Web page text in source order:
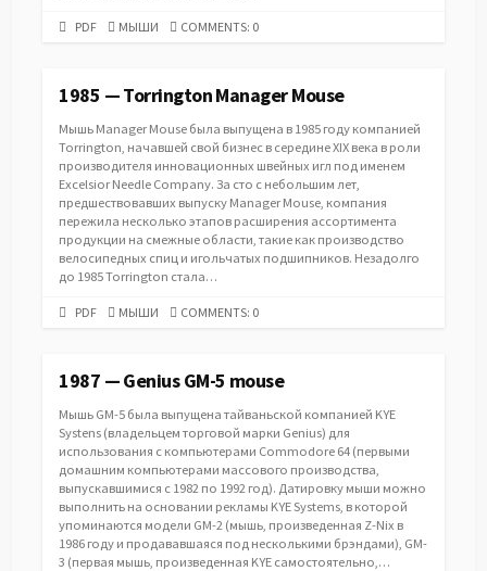
PDF
PDF CATEGORIES
МЫШИ COMMENTS: 0
1985 — Torrington Manager Mouse
Мышь Manager Mouse была выпущена в 1985 году компанией
Torrington, начавшей свой бизнес в середине XIX века в роли
производителя инновационных швейных игл под именем
Excelsior Needle Company. За сто с небольшим лет,
предшествовавших выпуску Manager Mouse, компания
пережила несколько этапов расширения ассортимента
продукции на смежные области, такие как производство
велосипедных спиц и игольчатых подшипников. Незадолго
до 1985 Torrington стала…
PDF
PDF CATEGORIES
МЫШИ COMMENTS: 0
1987 — Genius GM-5 mouse
Мышь GM-5 была выпущена тайваньской компанией KYE
Systens (владельцем торговой марки Genius) для
использования с компьютерами Commodore 64 (первыми
домашним компьютерами массового производства,
выпускавшимися с 1982 по 1992 год). Датировку мыши можно
выполнить на основании рекламы KYE Systems, в которой
упоминаются модели GM-2 (мышь, произведенная Z-Nix в
1986 году и продававшаяся под несколькими брэндами), GM-
3 (первая мышь, произведенная KYE самостоятельно,…